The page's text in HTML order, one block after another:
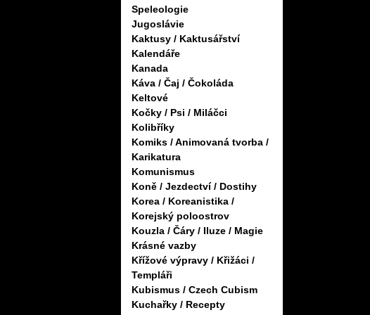
Speleologie
Jugoslávie
Kaktusy / Kaktusářství
Kalendáře
Kanada
Káva / Čaj / Čokoláda
Keltové
Kočky / Psi / Miláčci
Kolibříky
Komiks / Animovaná tvorba /
Karikatura
Komunismus
Koně / Jezdectví / Dostihy
Korea / Koreanistika /
Korejský poloostrov
Kouzla / Čáry / Iluze / Magie
Krásné vazby
Křížové výpravy / Křižáci /
Templáři
Kubismus / Czech Cubism
Kuchařky / Recepty